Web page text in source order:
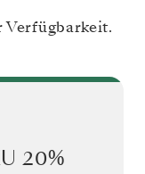
Verfügbarkeit.
20%